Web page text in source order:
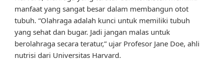
manfaat yang sangat besar dalam membangun otot
tubuh. “Olahraga adalah kunci untuk memiliki tubuh
yang sehat dan bugar. Jadi jangan malas untuk
berolahraga secara teratur,” ujar Profesor Jane Doe, ahli
nutrisi dari Universitas Harvard.